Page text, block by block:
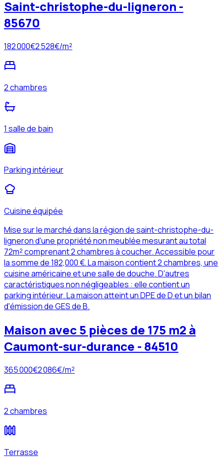
Saint-christophe-du-ligneron -
85670
182 000€2 528€/m²
2 chambres
1 salle de bain
Parking intérieur
Cuisine équipée
Mise sur le marché dans la région de saint-christophe-du-
ligneron d'une propriété non meublée mesurant au total
72m² comprenant 2 chambres à coucher. Accessible pour
la somme de 182,000 €. La maison contient 2 chambres, une
cuisine américaine et une salle de douche. D'autres
caractéristiques non négligeables : elle contient un
parking intérieur. La maison atteint un DPE de D et un bilan
d'émission de GES de B.
Maison avec 5 pièces de 175 m2 à
Caumont-sur-durance - 84510
365 000€2 086€/m²
2 chambres
Terrasse